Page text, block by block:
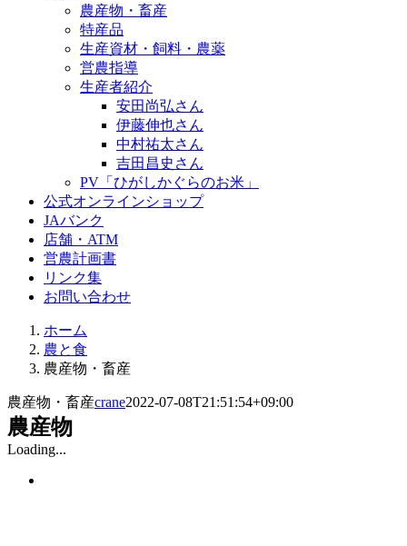
農産物・畜産
特産品
生産資材・飼料・農薬
営農指導
生産者紹介
安田尚弘さん
伊藤伸也さん
中村祐太さん
吉田昌史さん
PV「ひがしかぐらのお米」
公式オンラインショップ
JAバンク
店舗・ATM
営農計画書
リンク集
お問い合わせ
ホーム
農と食
農産物・畜産
農産物・畜産crane2022-07-08T21:51:54+09:00
農産物
Loading...